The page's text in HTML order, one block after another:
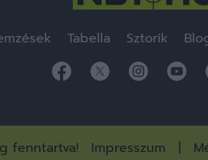
Tabella Sztorik
fenntartva! Impresszum